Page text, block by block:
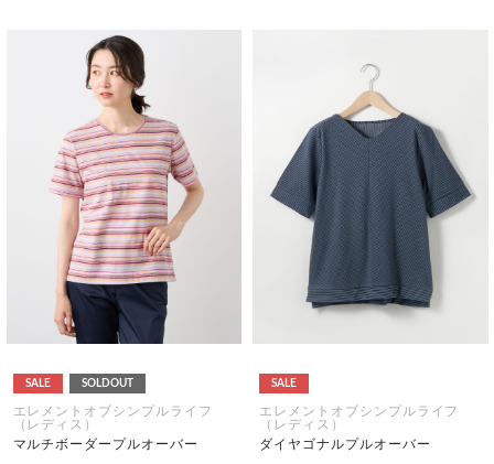
SALE SOLDOUT
エレメントオブシンプルライフ
（レディス）
マルチボーダープルオーバー
SALE
エレメントオブシンプルライフ
（レディス）
ダイヤゴナルプルオーバー